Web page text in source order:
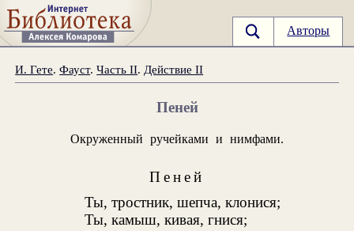
Авторы
И. Гете.Фауст.Часть II. Действие II
Пеней
Окруженный ручейками и нимфами.
Пеней
Ты, тростник, шепча, клонися;
Ты, камыш, кивая, гнися;